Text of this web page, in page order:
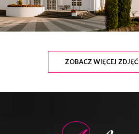
ZOBACZ WIĘCEJ ZDJĘĆ